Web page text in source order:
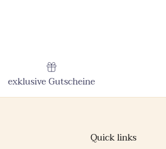
exklusive Gutscheine
Quick links